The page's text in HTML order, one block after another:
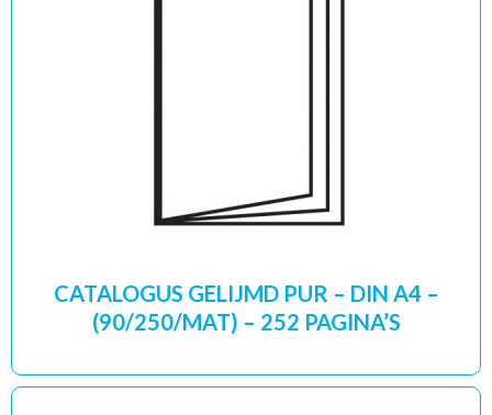
CATALOGUS GELIJMD PUR – DIN A4 –
(90/250/MAT) – 252 PAGINA’S